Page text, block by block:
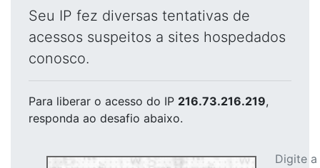
Seu IP fez diversas tentativas de
acessos suspeitos a sites hospedados
conosco.
Para liberar o acesso do IP 216.73.216.219,
responda ao desafio abaixo.
Digite